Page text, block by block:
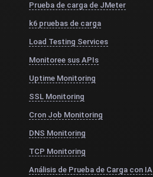
Prueba de carga de JMeter
k6 pruebas de carga
Load Testing Services
Monitoree sus APIs
Uptime Monitoring
SSL Monitoring
Cron Job Monitoring
DNS Monitoring
TCP Monitoring
Análisis de Prueba de Carga con IA